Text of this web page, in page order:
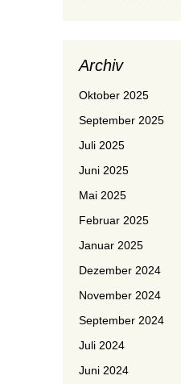
Archiv
Oktober 2025
September 2025
Juli 2025
Juni 2025
Mai 2025
Februar 2025
Januar 2025
Dezember 2024
November 2024
September 2024
Juli 2024
Juni 2024